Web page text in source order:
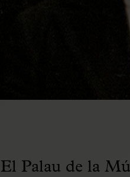
El Palau de la